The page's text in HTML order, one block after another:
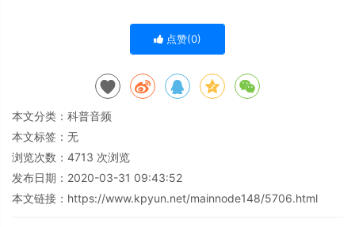
点赞(0)
本文分类： 科普音频
本文标签：无
浏览次数： 4713 次浏览
发布日期：2020-03-31 09:43:52
本文链接： https://www.kpyun.net/mainnode148/5706.html